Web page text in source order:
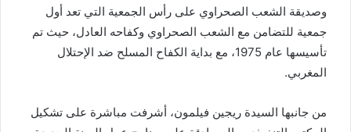
m
a
وصديقة الشعب الصحراوي على رأس الجمعية التي تعد أول
جمعية للتضامن مع الشعب الصحراوي وكفاحه العادل، حيث تم
تأسيسها عام 1975، مع بداية الكفاح المسلح ضد الإحتلال
المغربي.
من جانبها السيدة ريجين فيلمون، أشرفت مباشرة على تشكيل